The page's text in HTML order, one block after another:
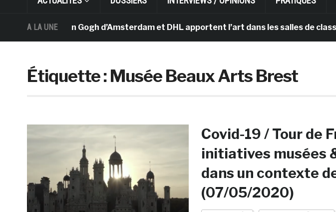
A LA UNE
musée Van Gogh d’Amsterdam et DHL apportent l’art dans les salles de classe
Étiquette :Musée Beaux Arts Brest
Covid-19 / Tour de
initiatives musées
dans un contexte
(07/05/2020)